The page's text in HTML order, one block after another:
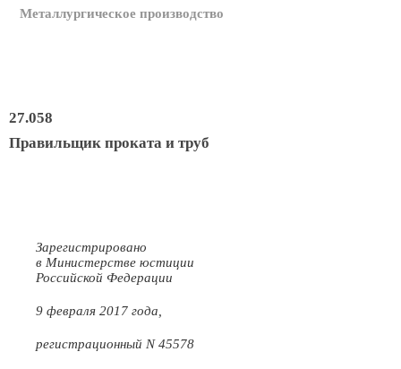
Металлургическое производство
27.058
Правильщик проката и труб
Зарегистрировано
в Министерстве юстиции
Российской Федерации
9 февраля 2017 года,
регистрационный N 45578